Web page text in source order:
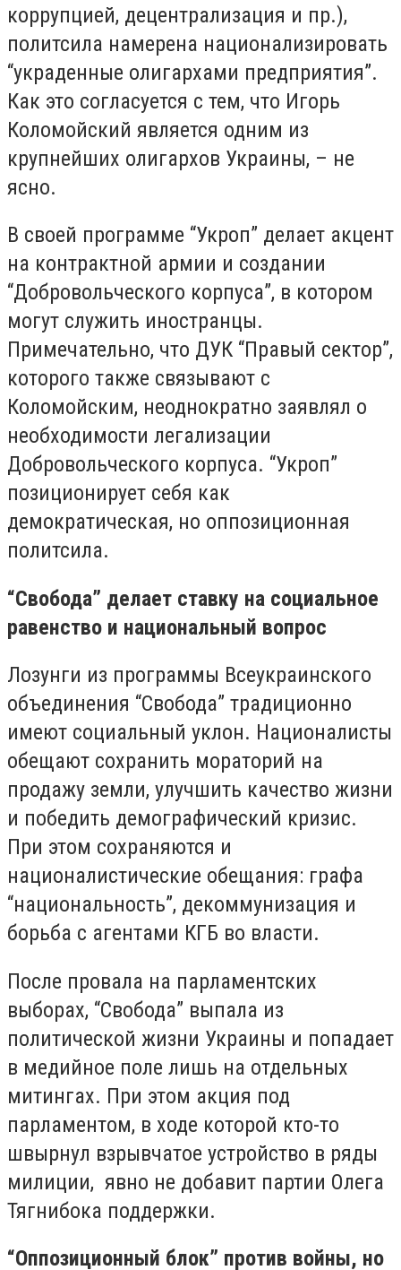
коррупцией, децентрализация и пр.),
политсила намерена национализировать
“украденные олигархами предприятия”.
Как это согласуется с тем, что Игорь
Коломойский является одним из
крупнейших олигархов Украины, – не
ясно.
В своей программе “Укроп” делает акцент
на контрактной армии и создании
“Добровольческого корпуса”, в котором
могут служить иностранцы.
Примечательно, что ДУК “Правый сектор”,
которого также связывают с
Коломойским, неоднократно заявлял о
необходимости легализации
Добровольческого корпуса. “Укроп”
позиционирует себя как
демократическая, но оппозиционная
политсила.
“Свобода” делает ставку на социальное
равенство и национальный вопрос
Лозунги из программы Всеукраинского
объединения “Свобода” традиционно
имеют социальный уклон. Националисты
обещают сохранить мораторий на
продажу земли, улучшить качество жизни
и победить демографический кризис.
При этом сохраняются и
националистические обещания: графа
“национальность”, декоммунизация и
борьба с агентами КГБ во власти.
После провала на парламентских
выборах, “Свобода” выпала из
политической жизни Украины и попадает
в медийное поле лишь на отдельных
митингах. При этом акция под
парламентом, в ходе которой кто-то
швырнул взрывчатое устройство в ряды
милиции, явно не добавит партии Олега
Тягнибока поддержки.
“Оппозиционный блок” против войны, но